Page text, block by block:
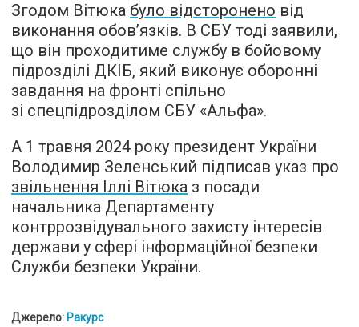
Згодом Вітюка було відсторонено від
виконання обов’язків. В СБУ тоді заявили,
що він проходитиме службу в бойовому
підрозділі ДКІБ, який виконує оборонні
завдання на фронті спільно
зі спецпідрозділом СБУ «Альфа».
А 1 травня 2024 року президент України
Володимир Зеленський підписав указ про
звільнення Іллі Вітюка з посади
начальника Департаменту
контррозвідувального захисту інтересів
держави у сфері інформаційної безпеки
Служби безпеки України.
Джерело: Ракурс